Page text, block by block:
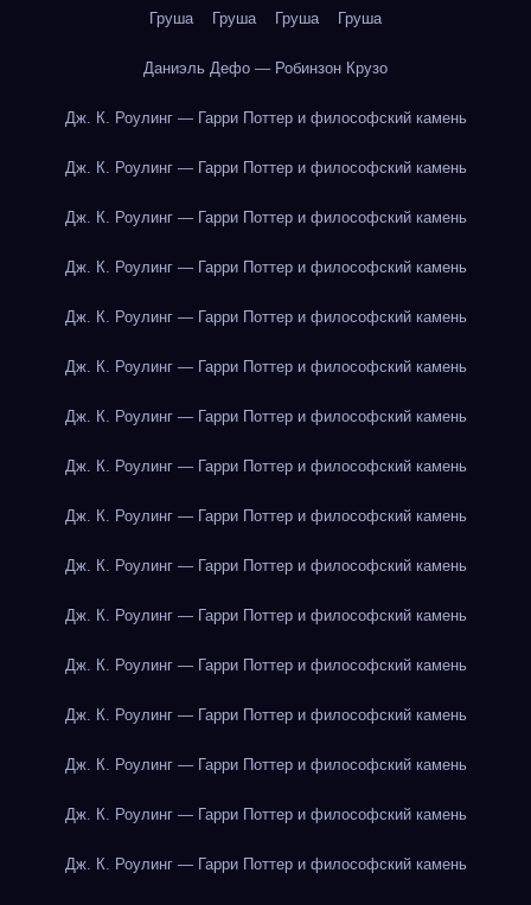
Груша Груша Груша Груша
Даниэль Дефо — Робинзон Крузо
Дж. К. Роулинг — Гарри Поттер и философский камень
Дж. К. Роулинг — Гарри Поттер и философский камень
Дж. К. Роулинг — Гарри Поттер и философский камень
Дж. К. Роулинг — Гарри Поттер и философский камень
Дж. К. Роулинг — Гарри Поттер и философский камень
Дж. К. Роулинг — Гарри Поттер и философский камень
Дж. К. Роулинг — Гарри Поттер и философский камень
Дж. К. Роулинг — Гарри Поттер и философский камень
Дж. К. Роулинг — Гарри Поттер и философский камень
Дж. К. Роулинг — Гарри Поттер и философский камень
Дж. К. Роулинг — Гарри Поттер и философский камень
Дж. К. Роулинг — Гарри Поттер и философский камень
Дж. К. Роулинг — Гарри Поттер и философский камень
Дж. К. Роулинг — Гарри Поттер и философский камень
Дж. К. Роулинг — Гарри Поттер и философский камень
Дж. К. Роулинг — Гарри Поттер и философский камень